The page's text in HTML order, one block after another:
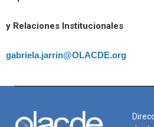
y Relaciones Institucionales
gabriela.jarrin@OLACDE.org